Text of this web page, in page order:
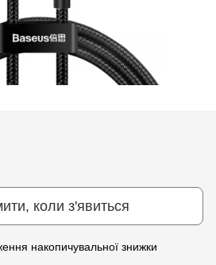
коли з'явиться
накопичувальної знижки